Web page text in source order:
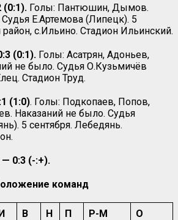
(0:1). Голы: Пантюшин, Дымов.
Е.Артемова (Липецк). 5
с.Ильино. Стадион Ильинский.
(0:1). Голы: Асатрян, Адоньев,
не было. Судья О.Кузьмичёв
Стадион Труд.
(1:0). Голы: Подкопаев, Попов,
Наказаний не было. Судья
5 сентября. Лебедянь.
— 0:3 (-:+).
команд
В Н П Р-М
О